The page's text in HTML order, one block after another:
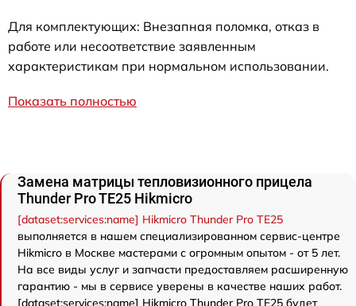
Для комплектующих: Внезапная поломка, отказ в
работе или несоответствие заявленным
характеристикам при нормальном использовании.
Показать полностью
Замена матрицы тепловизионного прицела
Thunder Pro TE25 Hikmicro
[dataset:services:name] Hikmicro Thunder Pro TE25
выполняется в нашем специализированном сервис-центре
Hikmicro в Москве мастерами с огромным опытом - от 5 лет.
На все виды услуг и запчасти предоставляем расширенную
гарантию - мы в сервисе уверены в качестве наших работ.